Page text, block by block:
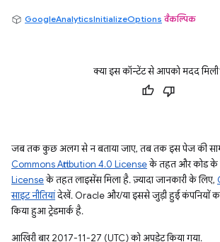
GoogleAnalyticsInitializeOptions वैकल्पिक
क्या इस कॉन्टेंट से आपको मदद
जब तक कुछ अलग से न बताया जाए, तब तक इस पेज की
Commons Attribution 4.0 Licenseके तहत और कोड के
Licenseके तहत लाइसेंस मिला है. ज़्यादा जानकारी के लिए,
साइट नीतियांदेखें. Oracle और/या इससे जुड़ी हुई कंपनियों
किया हुआ ट्रेडमार्क है.
आखिरी बार 2017-11-27 (UTC) को अपडेट किया गया.